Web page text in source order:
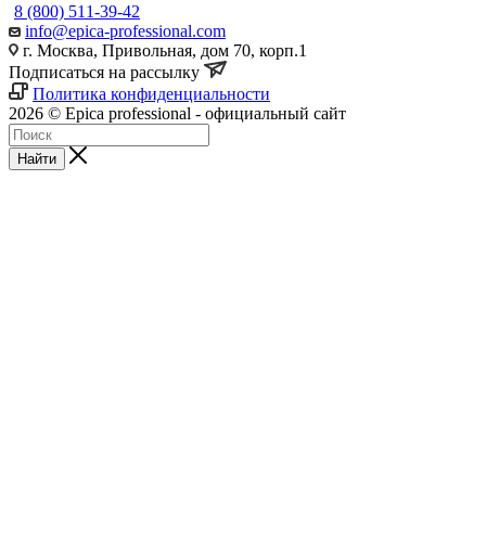
8 (800) 511-39-42
info@epica-professional.com
г. Москва, Привольная, дом 70, корп.1
Подписаться на рассылку
Политика конфиденциальности
2026 © Epica professional - официальный сайт
Найти